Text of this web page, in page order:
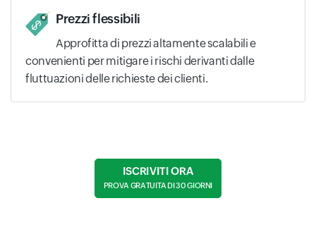
Prezzi flessibili
Approfitta di prezzi altamente scalabili e
convenienti per mitigare i rischi derivanti dalle
fluttuazioni delle richieste dei clienti.
ISCRIVITI ORA
PROVA GRATUITA DI 30 GIORNI